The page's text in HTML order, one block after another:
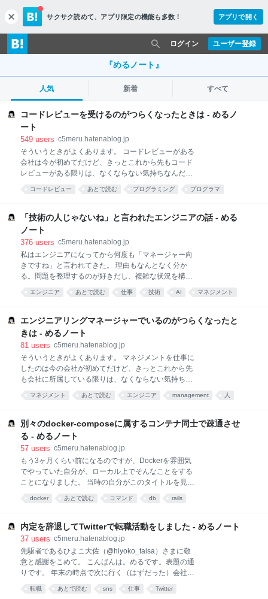
c
l
o
s
サクサク読めて、 アプリ限定の機能も多数！ アプリで開く
ユーザー登録
ログイン
『めるノート』
人気 新着 すべて
コードレビューを受けるのがつらくなったときは - めるノ
ート
549 users c5meru.hatenablog.jp
そういうときがよくあります。 コードレビューがある
会社は今が初めてだけど、きっとこれから先もコード
レビューがある限りは、なくならない気持ちなんだと
思います。 だから、そんなときに振り返れるようなも
のを残しておきます。 「コードレビュー つらい」でグ
見つかりました。 anond.hatelabo.jp さすがに、ここ
までヒドいケースを経験したことはないし異常だと思
ったけれど、以下のくだりは自分の胸にすごく刺さり
と思う。よいプロダクトを作る上で強い言葉を交えた
議論が必要不可欠ならば、それに強いストレスを感じ
てしまう私はプログラマとして適正がないのでは？ 刺
さったのですが、それでも自分はここでやっていかな
コードレビュー あとで読む プログラミング プログラマ
会社
「技術の人じゃないね」と言われたエンジニアの話 - める
ノート
376 users c5meru.hatenablog.jp
私はエンジニアになってから何度も「マネージャー向
きですね」と言われてきた。 理由もなんとなく分か
る。問題を整理するのが好きだし、複雑な状況を構造
化するのも好きだし、人の認識を揃えるのも好きだか
らだ。 技術的な課題が絡み合っている状況を見ると、
ういう振る舞いをすると、「それってマネージャーの
仕事ですよね」と言われてきたし、実際にマネージャ
ーになってみたこともあった。 そして時には、もっと
った。 当時の私は、その言葉を半分受け入れていた。
でもずっと違和感も持っていた。 私はマネージャーに
なりたいわけではなかった 誤解のないように言うと、
マネージャーという仕事を否定したいわけではない。
人事評価に強い興
エンジニア あとで読む 仕事 技術 AI マネジメント
エンジニアリングマネージャーでいるのがつらくなったと
きは - めるノート
81 users c5meru.hatenablog.jp
そういうときがよくあります。 マネジメントを仕事に
したのは今の会社が初めてだけど、きっとこれから先
も会社に所属している限りは、なくならない気持ちな
んだと思います。 だから、そんなときに振り返れるよ
うなものを残しておきます。 ...時が経つのは早いもの
も、気がついたらチームリーダーになっていました。
今では、当時自分自身が書いた記事を読んで、レビュ
アーとして考える日々を送っています。 煽りタイトル
ヶ月しか経っていません。 けれど、なんとなく、 コー
ドを書く時間が減ってしまったことに対する不安 自分
は何も生産していないのではないか 今後のキャリアど
うしよう？ 職場の人間関係に対して常にアンテナを張
の
マネジメント あとで読む エンジニア management 人
別々のdocker-composeに属するコンテナ同士で疎通させ
る - めるノート
57 users c5meru.hatenablog.jp
もう3ヶ月くらい前になるのですが、Dockerを雰囲気
でやっていた自分が、ローカル上でそんなことをする
ことになりました。 当時の自分がこのタイトルを見て
も「ハァ？？？」みたいな気持ちになったと思いま
す。。。 dockerを理解するために読んだもの、読みた
から 「たぶん network を設定するんだと思いますよ
ー」 と言われていたんですが、とにかく自分はDocker
についての知識が浅かったので、まずは docker-
compose.yml が読めるようになるまで勉強してみまし
た。 読んだもの 読みたかったもの いろいろ勉強して
解決した後に読んだけど、これを先に読みたかったw
booth.pm booth.pm docker-compose のnetworkについ
docker あとで読む コマンド db rails
内定を辞退してTwitterで転職活動をしました - めるノート
37 users c5meru.hatenablog.jp
先駆者であるひよこ大佐（@hiyoko_taisa）さまに敬
意と感謝をこめて。 こんばんは。めるです。表題の通
りです。 年末の時点で次に行く（はずだった）会社が
決まりまして、1月末で退職をしていました。 しか
し、最終出社1日を残したあたりで状況が一転、内定
転職 あとで読む sns 仕事 Twitter